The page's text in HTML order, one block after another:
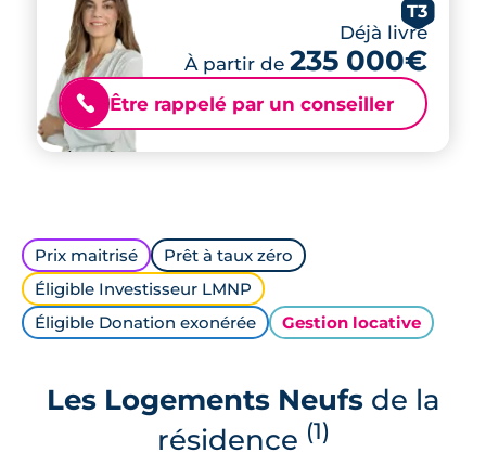
T3
Déjà livré
À partir de 235 000€
📞 Être rappelé par un conseiller
Prix maitrisé
Prêt à taux zéro
Éligible Investisseur LMNP
Éligible Donation exonérée
Gestion locative
Les Logements Neufsde la
résidence (1)